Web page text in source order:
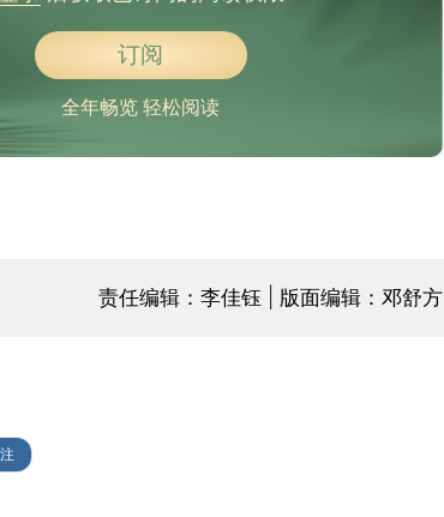
订阅
全年畅览 轻松阅读
责任编辑：李佳钰 | 版面编辑：邓舒方